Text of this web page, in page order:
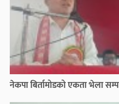
नेकपा बिर्तामोडको एकता भेला